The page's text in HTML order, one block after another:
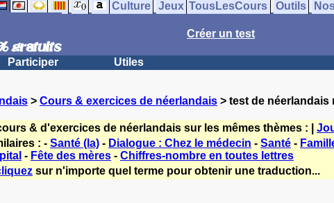
Culture Jeux TousLesCours Outils
Créer un test
Participer Utiles
> Cours & exercices de néerlandais > test de néerlandais
& d'exercices de néerlandais sur les mêmes thèmes : |
: - Santé (la) - Dialogue : Chez le médecin - Santé -
- Fête des mères - Chiffres-nombre en toutes lettres
sur n'importe quel terme pour obtenir une traduction...